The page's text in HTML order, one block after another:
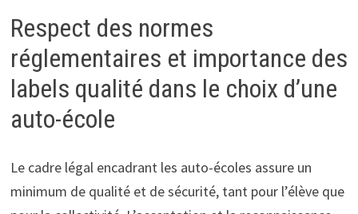
Respect des normes
réglementaires et importance des
labels qualité dans le choix d’une
auto-école
Le cadre légal encadrant les auto-écoles assure un
minimum de qualité et de sécurité, tant pour l’élève que